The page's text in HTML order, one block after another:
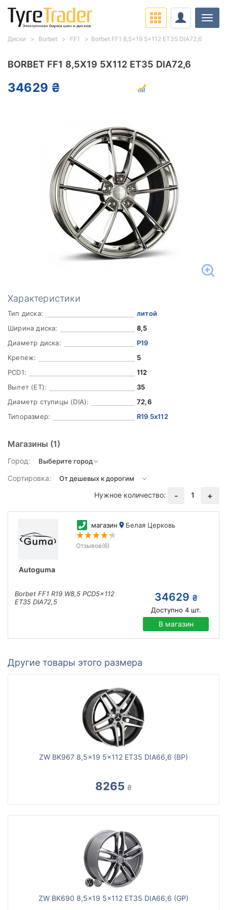
BORBET FF1 8,5X19 5X112 ET35 DIA72,6
34629 ₴
Характеристики
Тип диска:
литой
Ширина диска:
8,5
Диаметр диска:
Р19
Крепеж:
5
PCD1:
112
Вылет (ET):
35
Диаметр ступицы (DIA):
72,6
Типоразмер:
R19 5x112
Магазины (1)
Город:
Сортировка:
Нужное количество:
- 1 +
Autoguma
магазин Белая Церковь
Отзывов(6)
Borbet FF1 R19 W8,5 PCD5x112
ET35 DIA72,5
34629 ₴
Доступно 4шт.
В магазин
Другие товары этого размера
ZW BK967 8,5x19 5x112 ET35 DIA66,6 (BP)
8265 ₴
ZW BK690 8,5x19 5x112 ET35 DIA66,6 (GP)
Диски Borbet FF1 Borbet FF1 8,5x19 5x112 ET35 DIA72,6